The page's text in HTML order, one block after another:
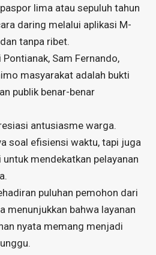
lima atau sepuluh tahun
daring melalui aplikasi M-
tanpa ribet.
Sam Fernando,
masyarakat adalah bukti
publik benar-benar
antusiasme warga.
soal efisiensi waktu, tapi juga
mendekatkan pelayanan
puluhan pemohon dari
menunjukkan bahwa layanan
nyata memang menjadi